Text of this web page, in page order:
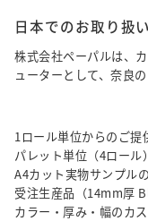
日本でのお取り扱
株式会社ペーパルは、
ューターとして、奈良
1ロール単位からのご提
パレット単位（4ロール
A4カット実物サンプル
受注生産品（14mm厚
カラー・厚み・幅のカ